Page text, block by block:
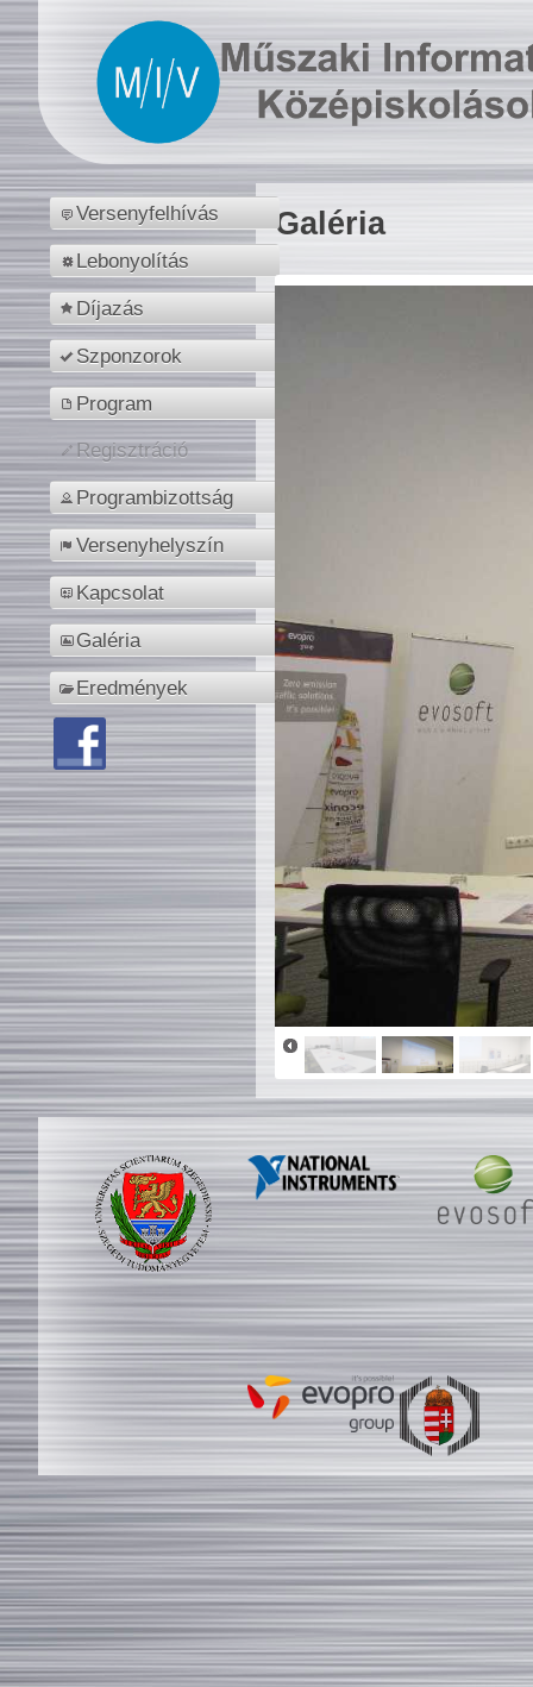
Versenyfelhívás
Lebonyolítás
Díjazás
Szponzorok
Program
Regisztráció
Programbizottság
Versenyhelyszín
Kapcsolat
Galéria
Eredmények
Galéria